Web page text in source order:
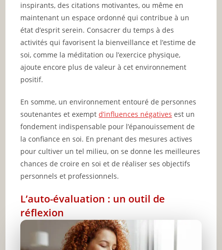
inspirants, des citations motivantes, ou même en
maintenant un espace ordonné qui contribue à un
état d’esprit serein. Consacrer du temps à des
activités qui favorisent la bienveillance et l’estime de
soi, comme la méditation ou l’exercice physique,
ajoute encore plus de valeur à cet environnement
positif.
En somme, un environnement entouré de personnes
soutenantes et exemptd’influences négatives est un
fondement indispensable pour l’épanouissement de
la confiance en soi. En prenant des mesures actives
pour cultiver un tel milieu, on se donne les meilleures
chances de croire en soi et de réaliser ses objectifs
personnels et professionnels.
L’auto-évaluation : un outil de
réflexion